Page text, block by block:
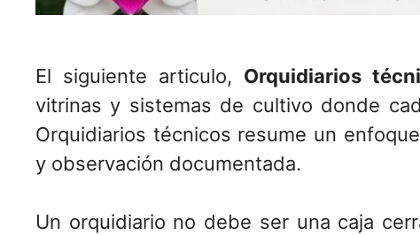
El siguiente articulo, Orquidiarios
vitrinas y sistemas de cultivo donde
Orquidiarios técnicos resume un
y observación documentada.
Un orquidiario no debe ser una caja